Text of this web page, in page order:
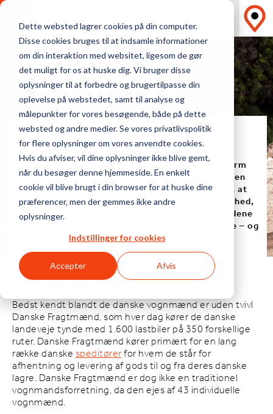
Dette websted lagrer cookies på din computer.
Disse cookies bruges til at indsamle informationer
om din interaktion med websitet, ligesom de gør
det muligt for os at huske dig. Vi bruger disse
oplysninger til at forbedre og brugertilpasse din
oplevelse på webstedet, samt til analyse og
målepunkter for vores besøgende, både på dette
websted og andre medier. Se vores privatlivspolitik
for flere oplysninger om vores anvendte cookies.
Hvis du afviser, vil dine oplysninger ikke blive gemt,
når du besøger denne hjemmeside. En enkelt
cookie vil blive brugt i din browser for at huske dine
præferencer, men der gemmes ikke andre
oplysninger.
Indstillinger for cookies
Accepter Afvis
SÅDAN VÆLGER DU DEN RIGTIGE
Vognmand
Vejtransporten er den dominerende transportform
indenfor Europa. For forsendelser der fylder fra en
halvpalle til en hel lastbil er det som regel bedst at
benytte en vognmand, dvs. en transportvirksomhed,
som driver sin egen flåde af lastbiler. Vognmændene
kører i faste netværk – ofte med daglige afgange – og
dit gods kan være fremme i det meste af Europa
indenfor 2 til 4 dage.
Danske Fragtmænd kører primært
indenfor Danmark
Bedst kendt blandt de danske vognmænd er uden tvivl
Danske Fragtmænd, som hver dag kører de danske
landeveje tynde med 1.600 lastbiler på 350 forskellige
ruter. Danske Fragtmænd kører primært for en lang
række danskespeditørerfor hvem de står for
afhentning og levering af gods til og fra deres danske
lagre. Danske Fragtmænd er dog ikke en traditionel
vognmandsforretning, da den ejes af 43 individuelle
vognmænd.